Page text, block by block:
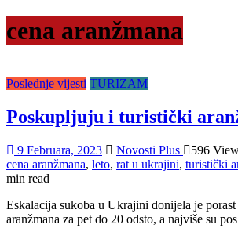
cena aranžmana
Poslednje vijesti TURIZAM
Poskupljuju i turistički
9 Februara, 2023 Novosti Plus 596
cena aranžmana, leto, rat u ukrajini, turistički
min read
Eskalacija sukoba u Ukrajini donijela je
aranžmana za pet do 20 odsto, a najviše su